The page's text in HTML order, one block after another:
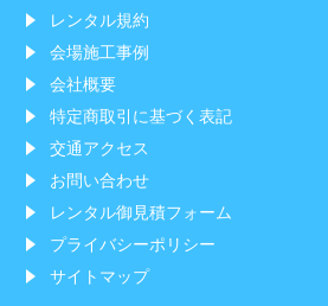
レンタル規約
会場施工事例
会社概要
特定商取引に基づく表記
交通アクセス
お問い合わせ
レンタル御見積フォーム
プライバシーポリシー
サイトマップ